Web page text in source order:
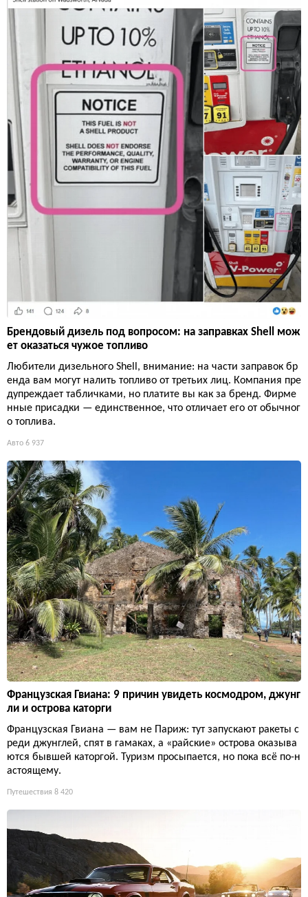
Брендовый дизель под вопросом: на заправках Shell мож
ет оказаться чужое топливо
Любители дизельного Shell, внимание: на части заправок бр
енда вам могут налить топливо от третьих лиц. Компания пре
дупреждает табличками, но платите вы как за бренд. Фирме
нные присадки — единственное, что отличает его от обычног
о топлива.
Авто 6 937
Французская Гвиана: 9 причин увидеть космодром, джунг
ли и острова каторги
Французская Гвиана — вам не Париж: тут запускают ракеты с
реди джунглей, спят в гамаках, а «райские» острова оказыва
ются бывшей каторгой. Туризм просыпается, но пока всё по-н
астоящему.
Путешествия 8 420